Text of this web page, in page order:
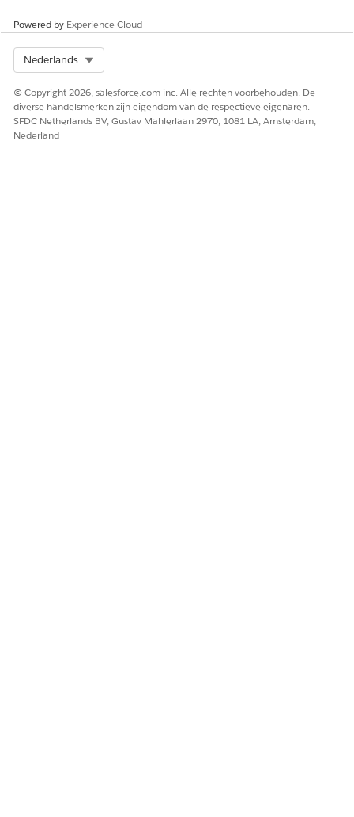
Laat ons weten wat we kunnen doen om te verbeteren!
Ja Nee
Powered by Experience Cloud
Nederlands
© Copyright 2026, salesforce.com inc. Alle rechten voorbehouden. De
diverse handelsmerken zijn eigendom van de respectieve eigenaren.
SFDC Netherlands BV, Gustav Mahlerlaan 2970, 1081 LA, Amsterdam,
Nederland